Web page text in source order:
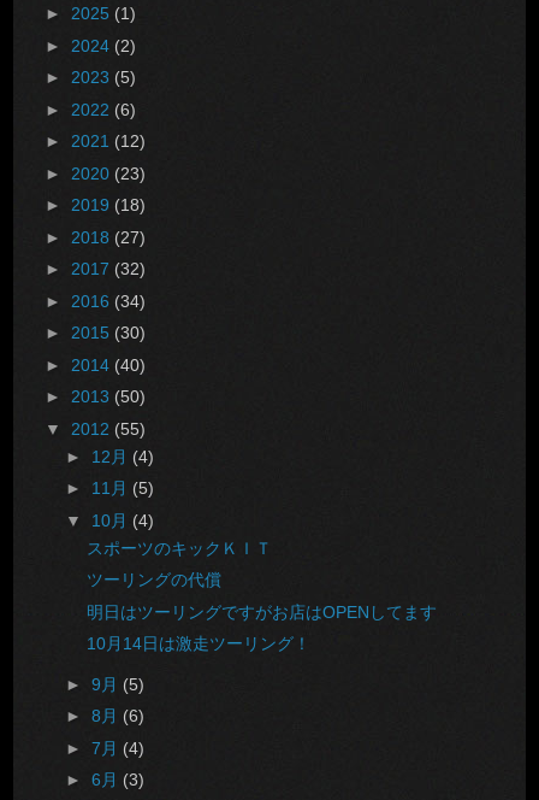
► 2025 (1)
► 2024 (2)
► 2023 (5)
► 2022 (6)
► 2021 (12)
► 2020 (23)
► 2019 (18)
► 2018 (27)
► 2017 (32)
► 2016 (34)
► 2015 (30)
► 2014 (40)
► 2013 (50)
▼ 2012 (55)
► 12月 (4)
► 11月 (5)
▼ 10月 (4)
スポーツのキックＫＩＴ
ツーリングの代償
明日はツーリングですがお店はOPENしてます
10月14日は激走ツーリング！
► 9月 (5)
► 8月 (6)
► 7月 (4)
► 6月 (3)